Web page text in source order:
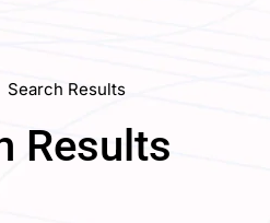
Search Results
Results